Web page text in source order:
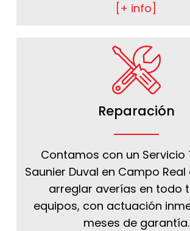
[+ info]
Reparación
Contamos con un Servicio
Saunier Duval en Campo
arreglar averías en todo
equipos, con actuación
meses de garantía.